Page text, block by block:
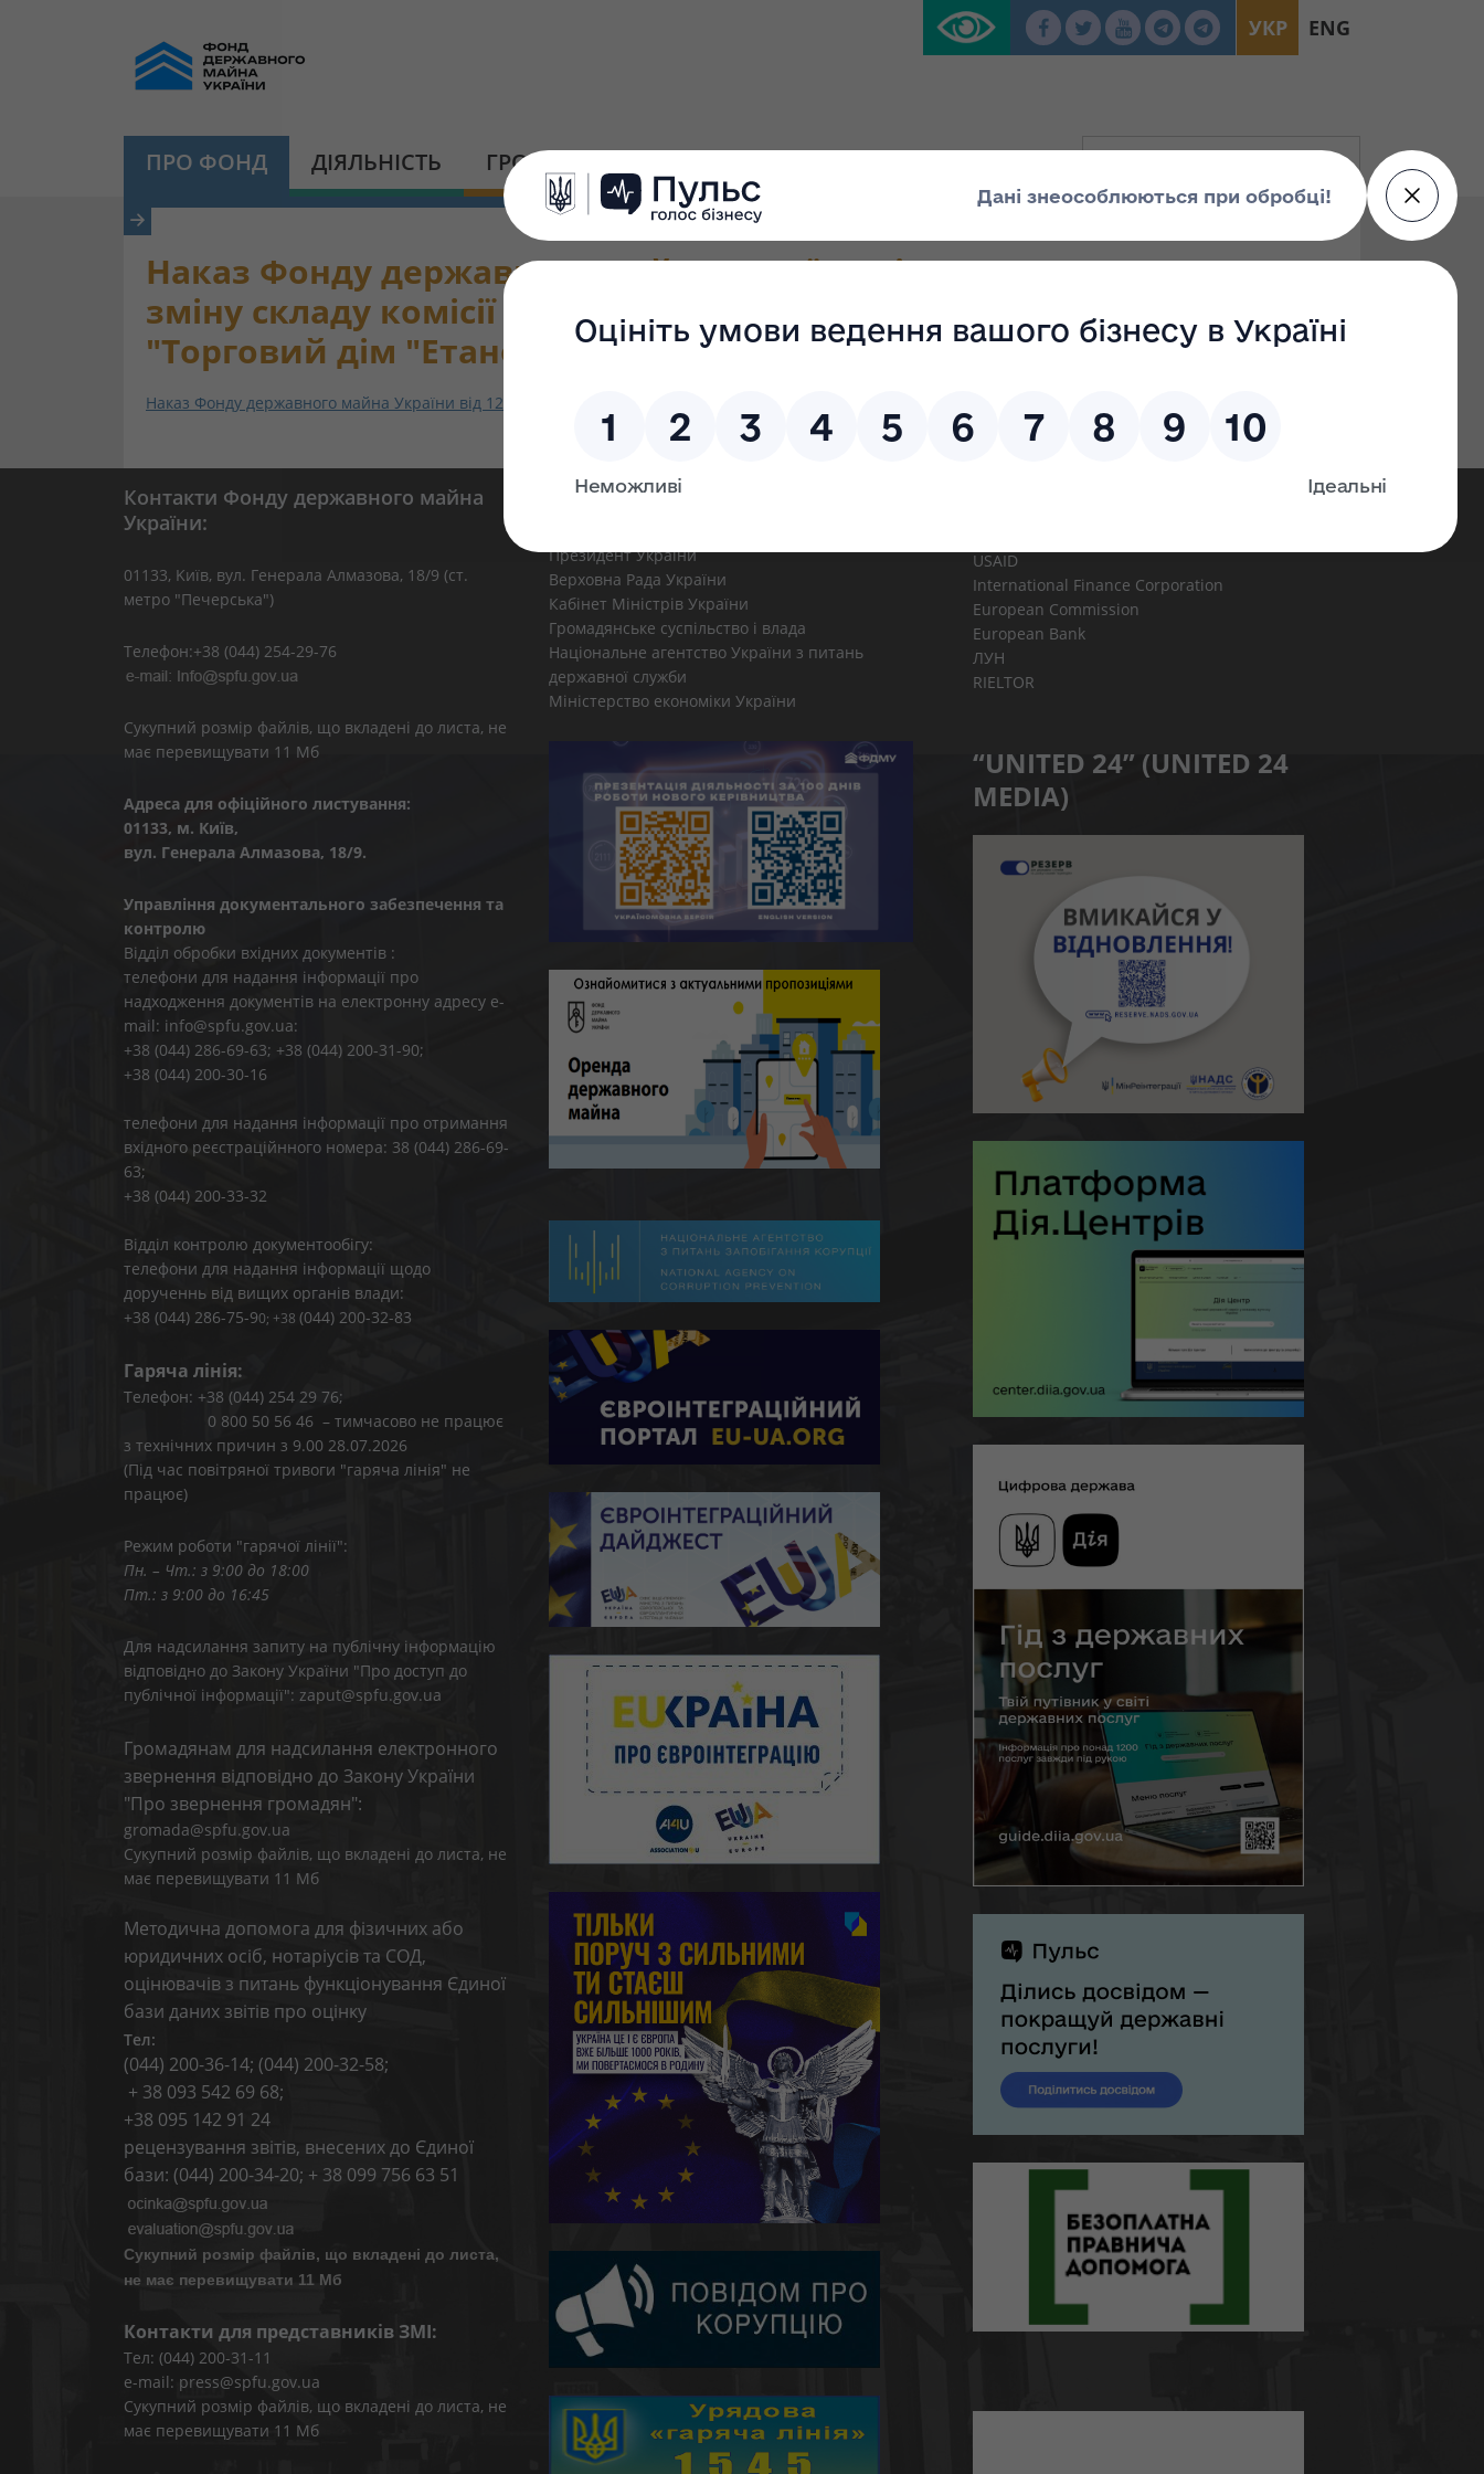
УКР ENG
ПРО ФОНД ДІЯЛЬНІСТЬ ГРОМАДСЬКА ПЛАТФОРМА
Наказ Фонду державного майна України від 12.04.2021 № 613 "Про
зміну складу комісії з ліквідації державного підприємства
"Торговий дім "Етанол""
Наказ Фонду державного майна України від 12.04.2021 № 613 "Про зміну складу комісії з ліквідації державного підприємства "Торговий дім "Етанол""
Контакти Фонду державного майна
України:
01133, Kиїв, вул. Генерала Алмазова, 18/9 (ст.
метро "Печерська")
Телефон:+38 (044) 254-29-76
Сукупний розмір файлів, що вкладені до листа, не
має перевищувати 11 Мб
Адреса для офіційного листування:
01133, м. Київ,
вул. Генерала Алмазова, 18/9.
Управління документального забезпечення та
контролю
Відділ обробки вхідних документів :
телефони для надання інформації про
надходження документів на електронну адресу e-
mail: info@spfu.gov.ua:
+38 (044) 286-69-63; +38 (044) 200-31-90;
+38 (044) 200-30-16
телефони для надання інформації про отримання
вхідного реєстраційнного номера: 38 (044) 286-69-
63;
+38 (044) 200-33-32
Відділ контролю документообігу:
телефони для надання інформації щодо
дорученнь від вищих органів влади:
+38 (044) 286-75-90; +38 (044) 200-32-83
Гаряча лінія:
Телефон: +38 (044) 254 29 76;
0 800 50 56 46 – тимчасово не працює
з технічних причин з 9.00 28.07.2026
(Під час повітряної тривоги "гаряча лінія" не
працює)
Режим роботи "гарячої лінії":
Пн. – Чт.: з 9:00 до 18:00
Пт.: з 9:00 до 16:45
Для надсилання запиту на публічну інформацію
відповідно до Закону України "Про доступ до
публічної інформації": zaput@spfu.gov.ua
Громадянам для надсилання електронного
звернення відповідно до Закону України
"Про звернення громадян":
gromada@spfu.gov.ua
Сукупний розмір файлів, що вкладені до листа, не
має перевищувати 11 Мб
Методична допомога для фізичних або
юридичних осіб, нотаріусів та СОД,
оцінювачів з питань функціонування Єдиної
бази даних звітів про оцінку
Тел:
(044) 200-36-14; (044) 200-32-58;
+ 38 093 542 69 68;
+38 095 142 91 24
рецензування звітів, внесених до Єдиної
бази: (044) 200-34-20; + 38 099 756 63 51
Сукупний розмір файлів, що вкладені до листа,
не має перевищувати 11 Мб
Контакти для представників ЗМІ:
Тел: (044) 200-31-11
e-mail: press@spfu.gov.ua
Сукупний розмір файлів, що вкладені до листа, не
має перевищувати 11 Мб
Корисні посилання
Президент України
Верховна Рада України
Кабінет Міністрів України
Громадянське суспільство і влада
Національне агентство України з питань
державної служби
Міністерство економіки України
Інформаційні ресурси
USAID
International Finance Corporation
European Commission
European Bank
ЛУН
RIELTOR
“UNITED 24” (UNITED 24
MEDIA)